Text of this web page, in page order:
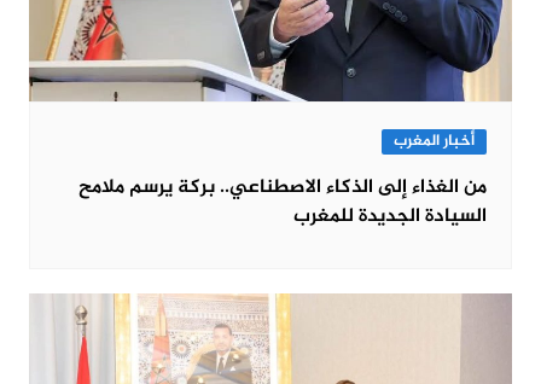
أخبار المغرب
من الغذاء إلى الذكاء الاصطناعي.. بركة يرسم ملامح
السيادة الجديدة للمغرب